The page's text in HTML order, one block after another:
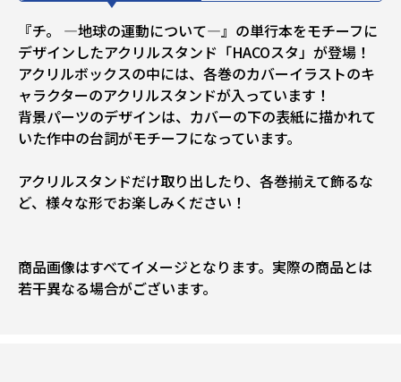
『チ。 ―地球の運動について―』の単行本をモチーフに
デザインしたアクリルスタンド「HACOスタ」が登場！
アクリルボックスの中には、各巻のカバーイラストのキ
ャラクターのアクリルスタンドが入っています！
背景パーツのデザインは、カバーの下の表紙に描かれて
いた作中の台詞がモチーフになっています。
アクリルスタンドだけ取り出したり、各巻揃えて飾るな
ど、様々な形でお楽しみください！
商品画像はすべてイメージとなります。実際の商品とは
若干異なる場合がございます。